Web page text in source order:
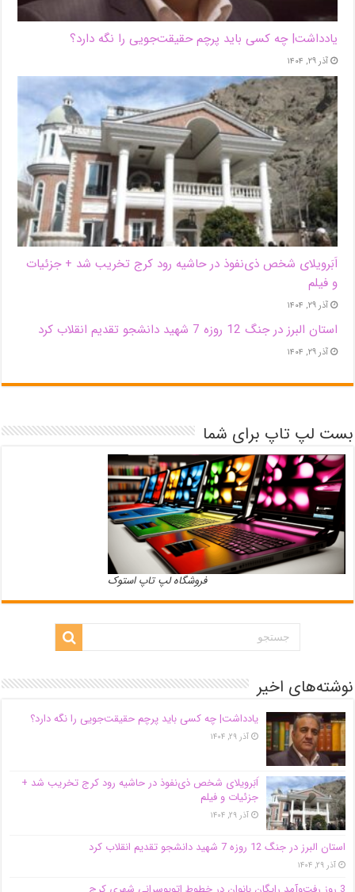
یادداشت| ‌چه کسی باید پرچم حقیقت‌جویی را نگه دارد؟
آذر ۲۹, ۱۴۰۴
اَبَر‌ویلای شخص ذی‌نفوذ در حاشیه‌ رود کرج تخریب شد + جزئیات
و فیلم
آذر ۲۹, ۱۴۰۴
استان البرز در جنگ 12 روزه 7 شهید دانشجو تقدیم انقلاب کرد
آذر ۲۹, ۱۴۰۴
بست لپ تاپ برای شما
فروشگاه لپ تاپ استوک
نوشته‌های اخیر
یادداشت| ‌چه کسی باید پرچم حقیقت‌جویی را نگه دارد؟
آذر ۲۹, ۱۴۰۴
اَبَر‌ویلای شخص ذی‌نفوذ در حاشیه‌ رود کرج تخریب شد +
جزئیات و فیلم
آذر ۲۹, ۱۴۰۴
استان البرز در جنگ 12 روزه 7 شهید دانشجو تقدیم انقلاب کرد
آذر ۲۹, ۱۴۰۴